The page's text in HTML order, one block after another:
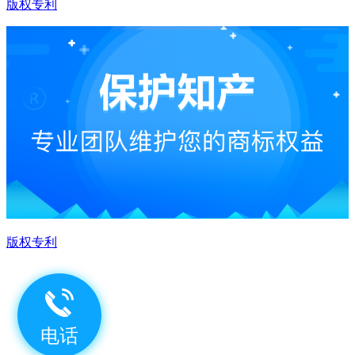
版权专利
版权专利